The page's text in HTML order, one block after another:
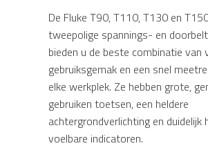
De Fluke T90, T110, T130 en
tweepolige spannings- en
bieden u de beste combinatie van
gebruiksgemak en een snel
elke werkplek. Ze hebben grote,
gebruiken toetsen, een heldere
achtergrondverlichting en duidelijk
voelbare indicatoren.